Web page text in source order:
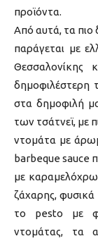
προϊόντα.
Από αυτά, τα πιο
παράγεται με
Θεσσαλονίκης
δημοφιλέστερη
στα δημοφιλή
των τσάτνεϊ, με
ντομάτα με
barbeque sauce
με
ζάχαρης, φυσικά
το pesto με
ντομάτας, τα